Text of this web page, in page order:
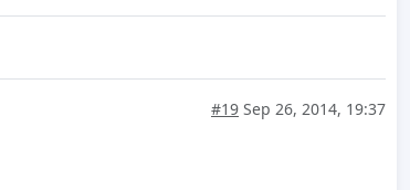
#19 Sep 26, 2014, 19:37